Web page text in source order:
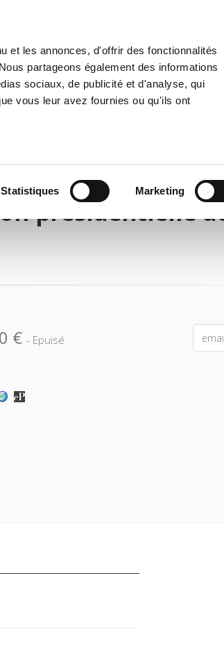
et les annonces, d'offrir des fonctionnalités
partageons également des informations
sociaux, de publicité et d'analyse, qui
vous leur avez fournies ou qu'ils ont
Statistiques Marketing
Histoire International Politique
présidentielle
€ - Epuisé